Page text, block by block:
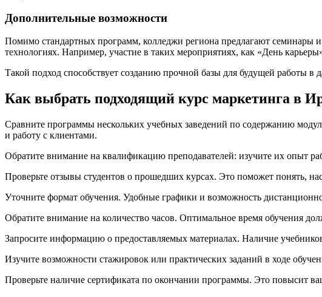
Дополнительные возможности
Помимо стандартных программ, колледжи региона предлагают семинары
технологиях. Например, участие в таких мероприятиях, как «День
Такой подход способствует созданию прочной базы для будущей работы в
Как выбрать подходящий курс маркетинга в
Сравните программы нескольких учебных заведений по содержанию
и работу с клиентами.
Обратите внимание на квалификацию преподавателей: изучите их опыт
Проверьте отзывы студентов о прошедших курсах. Это поможет понять,
Уточните формат обучения. Удобные графики и возможность
Обратите внимание на количество часов. Оптимальное время обучения
Запросите информацию о предоставляемых материалах. Наличие
Изучите возможности стажировок или практических заданий в ходе
Проверьте наличие сертификата по окончании программы. Это повысит